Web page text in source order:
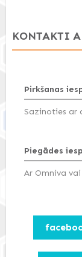
KONTAKTI
Pirkšanas
Sazinoties ar
Piegādes
Ar Omniva